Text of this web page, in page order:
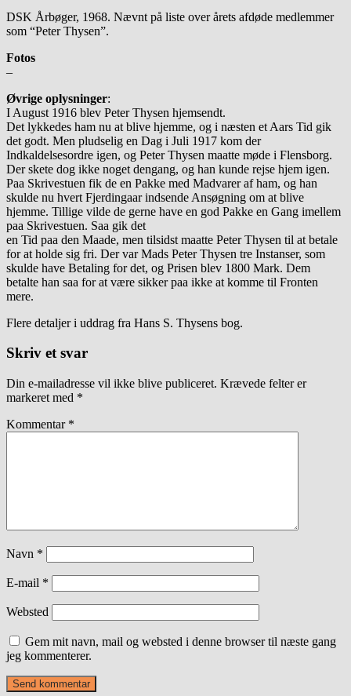
DSK Årbøger, 1968. Nævnt på liste over årets afdøde medlemmer
som “Peter Thysen”.
Fotos
–
Øvrige oplysninger:
I August 1916 blev Peter Thysen hjemsendt.
Det lykkedes ham nu at blive hjemme, og i næsten et Aars Tid gik
det godt. Men pludselig en Dag i Juli 1917 kom der
Indkaldelsesordre igen, og Peter Thysen maatte møde i Flensborg.
Der skete dog ikke noget dengang, og han kunde rejse hjem igen.
Paa Skrivestuen fik de en Pakke med Madvarer af ham, og han
skulde nu hvert Fjerdingaar indsende Ansøgning om at blive
hjemme. Tillige vilde de gerne have en god Pakke en Gang imellem
paa Skrivestuen. Saa gik det
en Tid paa den Maade, men tilsidst maatte Peter Thysen til at betale
for at holde sig fri. Der var Mads Peter Thysen tre Instanser, som
skulde have Betaling for det, og Prisen blev 1800 Mark. Dem
betalte han saa for at være sikker paa ikke at komme til Fronten
mere.
Flere detaljer i uddrag fra Hans S. Thysens bog.
Skriv et svar
Din e-mailadresse vil ikke blive publiceret. Krævede felter er
markeret med *
Kommentar *
Navn *
E-mail *
Websted
Gem mit navn, mail og websted i denne browser til næste gang
jeg kommenterer.